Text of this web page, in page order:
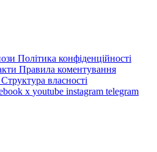
Політика конфіденційності
Правила коментування
Структура власності
x youtube instagram telegram